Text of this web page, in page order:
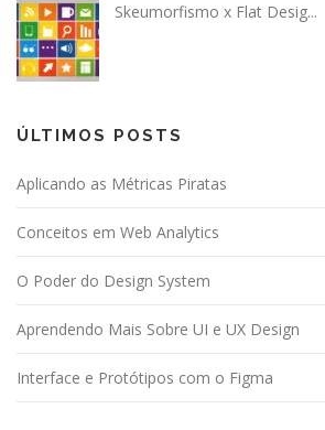
Skeumorfismo x Flat Desig...
ÚLTIMOS POSTS
Aplicando as Métricas Piratas
Conceitos em Web Analytics
O Poder do Design System
Aprendendo Mais Sobre UI e UX Design
Interface e Protótipos com o Figma